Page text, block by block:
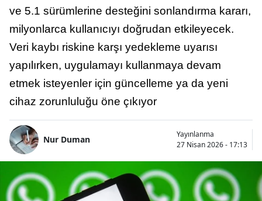
ve 5.1 sürümlerine desteğini sonlandırma kararı,
milyonlarca kullanıcıyı doğrudan etkileyecek.
Veri kaybı riskine karşı yedekleme uyarısı
yapılırken, uygulamayı kullanmaya devam
etmek isteyenler için güncelleme ya da yeni
cihaz zorunluluğu öne çıkıyor
Nur Duman
Yayınlanma
27 Nisan 2026 - 17:13